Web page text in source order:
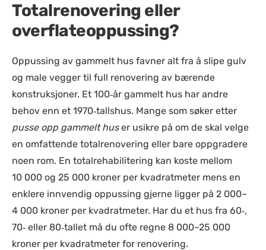
Totalrenovering eller
overflateoppussing?
Oppussing av gammelt hus favner alt fra å slipe gulv
og male vegger til full renovering av bærende
konstruksjoner. Et 100‑år gammelt hus har andre
behov enn et 1970‑tallshus. Mange som søker etter
pusse opp gammelt huser usikre på om de skal velge
en omfattende totalrenovering eller bare oppgradere
noen rom. En totalrehabilitering kan koste mellom
10 000 og 25 000 kroner per kvadratmeter mens en
enklere innvendig oppussing gjerne ligger på 2 000–
4 000 kroner per kvadratmeter. Har du et hus fra 60‑,
70‑ eller 80‑tallet må du ofte regne 8 000–25 000
kroner per kvadratmeter for renovering.